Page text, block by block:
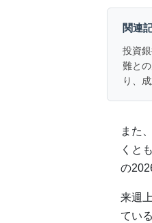
関連
投資
難と
り、
また
くと
の
来週
ている